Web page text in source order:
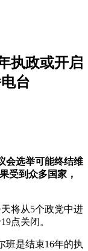
执政或开启
台
会选举可能终结维
受到众多国家，
将从5个政党中进
点关闭。
班是结束16年的执